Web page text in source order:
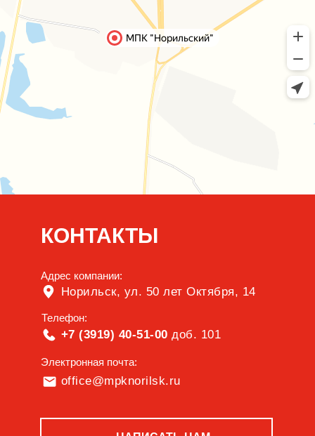
Норильск, ул. 50 лет Октября, 14
office@mpknorilsk.ru
+7 (3919) 40-51-00 доб. 101
КОНТАКТЫ
Электронная почта:
Телефон:
Адрес компании: